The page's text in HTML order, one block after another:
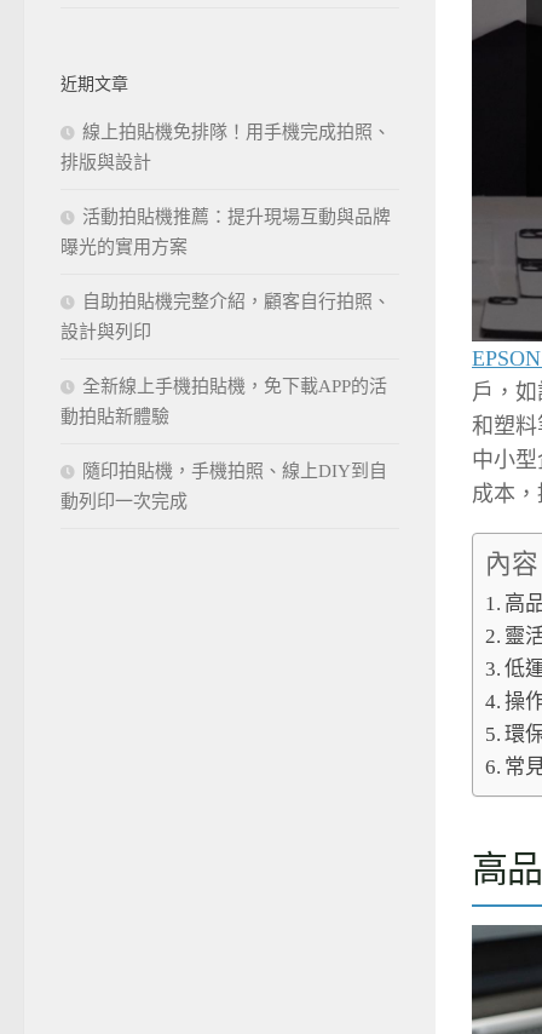
戶，
和塑
中小
成本
內
高
靈
低
操
環
常
高
近期文章
線上拍貼機免排隊！用手機完成拍照、
排版與設計
活動拍貼機推薦：提升現場互動與品牌
曝光的實用方案
自助拍貼機完整介紹，顧客自行拍照、
設計與列印
全新線上手機拍貼機，免下載APP的活
動拍貼新體驗
隨印拍貼機，手機拍照、線上DIY到自
動列印一次完成